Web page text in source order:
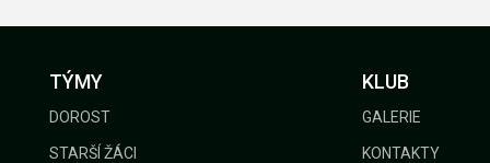
TÝMY
DOROST
STARŠÍ ŽÁCI
KLUB
GALERIE
KONTAKTY